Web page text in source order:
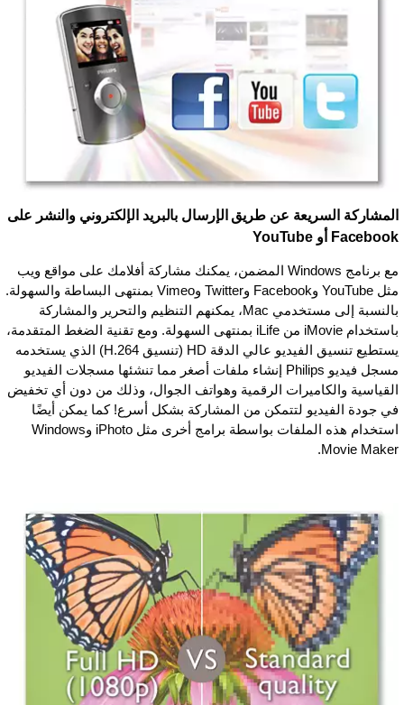
المشاركة السريعة عن طريق الإرسال بالبريد الإلكتروني والنشر على
Facebook أو YouTube
مع برنامج Windows المضمن، يمكنك مشاركة أفلامك على مواقع ويب
مثل YouTube وFacebook وTwitter وVimeo بمنتهى البساطة والسهولة.
بالنسبة إلى مستخدمي Mac، يمكنهم التنظيم والتحرير والمشاركة
باستخدام iMovie من iLife بمنتهى السهولة. ومع تقنية الضغط المتقدمة،
يستطيع تنسيق الفيديو عالي الدقة HD (تنسيق H.264) الذي يستخدمه
مسجل فيديو Philips إنشاء ملفات أصغر مما تنشئها مسجلات الفيديو
القياسية والكاميرات الرقمية وهواتف الجوال، وذلك من دون أي تخفيض
في جودة الفيديو لتتمكن من المشاركة بشكل أسرع! كما يمكن أيضًا
استخدام هذه الملفات بواسطة برامج أخرى مثل iPhoto وWindows
Movie Maker.